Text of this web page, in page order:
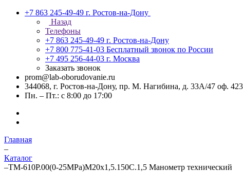
+7 863 245-49-49 г. Ростов-на-Дону
Назад
Телефоны
+7 863 245-49-49 г. Ростов-на-Дону
+7 800 775-41-03 Бесплатный звонок по России
+7 495 256-44-03 г. Москва
Заказать звонок
prom@lab-oborudovanie.ru
344068, г. Ростов-на-Дону, пр. М. Нагибина, д. 33А/47 оф. 423
Пн. – Пт.: с 8:00 до 17:00
Главная
–
Каталог
–ТМ-610Р.00(0-25MPa)М20х1,5.150C.1,5 Манометр технический